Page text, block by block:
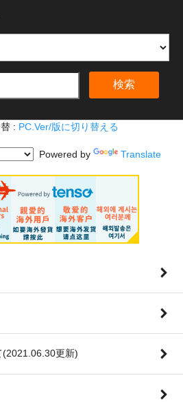
検索
: PC.Ver/版に切り替える
Powered by Translate
更新)